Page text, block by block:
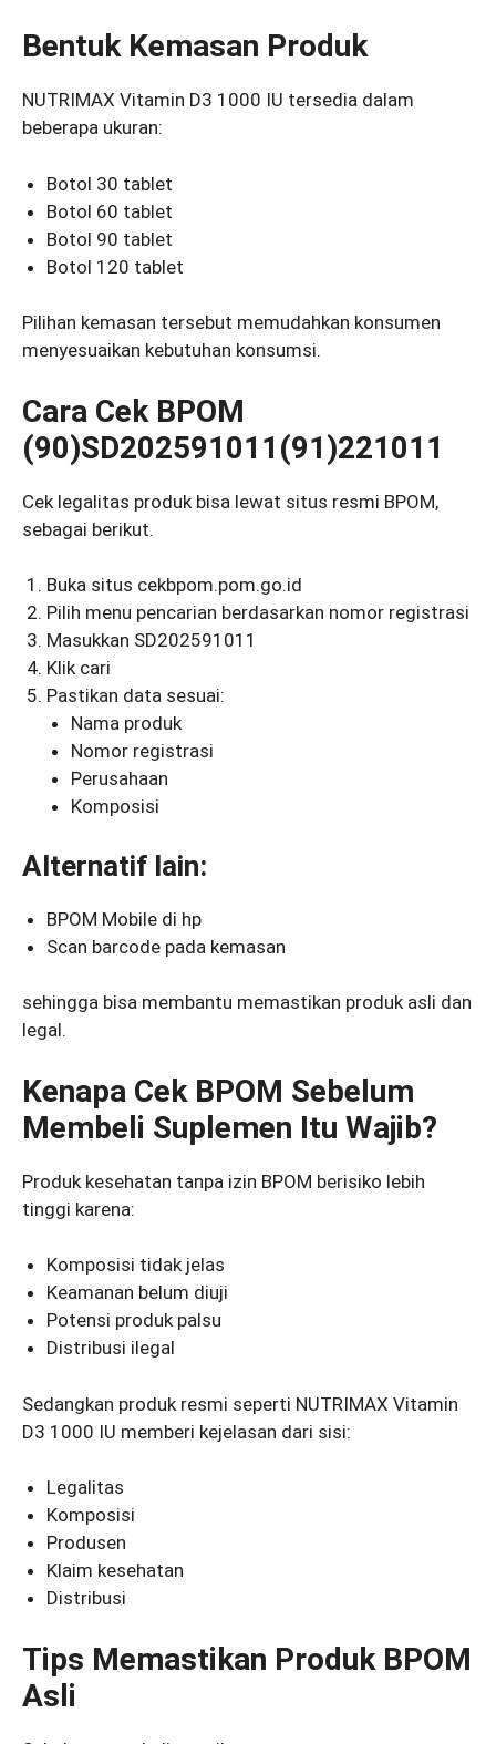
Bentuk Kemasan Produk
NUTRIMAX Vitamin D3 1000 IU tersedia dalam
beberapa ukuran:
Botol 30 tablet
Botol 60 tablet
Botol 90 tablet
Botol 120 tablet
Pilihan kemasan tersebut memudahkan konsumen
menyesuaikan kebutuhan konsumsi.
Cara Cek BPOM
(90)SD202591011(91)221011
Cek legalitas produk bisa lewat situs resmi BPOM,
sebagai berikut.
Buka situs cekbpom.pom.go.id
Pilih menu pencarian berdasarkan nomor registrasi
Masukkan SD202591011
Klik cari
Pastikan data sesuai:
Nama produk
Nomor registrasi
Perusahaan
Komposisi
Alternatif lain:
BPOM Mobile di hp
Scan barcode pada kemasan
sehingga bisa membantu memastikan produk asli dan
legal.
Kenapa Cek BPOM Sebelum
Membeli Suplemen Itu Wajib?
Produk kesehatan tanpa izin BPOM berisiko lebih
tinggi karena:
Komposisi tidak jelas
Keamanan belum diuji
Potensi produk palsu
Distribusi ilegal
Sedangkan produk resmi seperti NUTRIMAX Vitamin
D3 1000 IU memberi kejelasan dari sisi:
Legalitas
Komposisi
Produsen
Klaim kesehatan
Distribusi
Tips Memastikan Produk BPOM
Asli